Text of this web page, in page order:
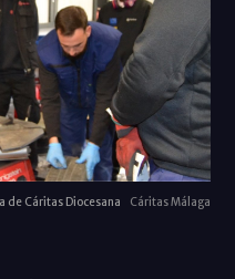
de Cáritas Diocesana Cáritas Málaga